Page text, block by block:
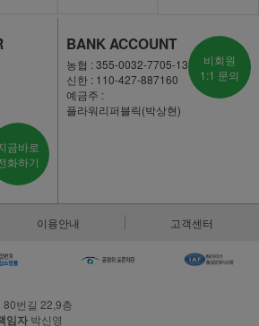
금바로
화하기
BANK ACCOUNT
농협 : 355-0032-7705-13
신한 : 110-427-887160
예금주 :
플라워리퍼블릭(박상현)
비회원
1:1 문의
이용안내 고객센터
80번길 22,9층
임자 박신영